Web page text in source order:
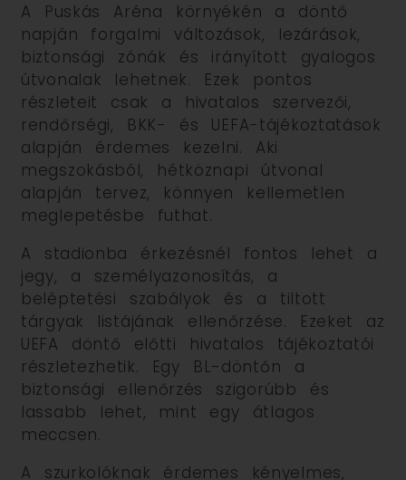
A Puskás Aréna környékén a döntő
napján forgalmi változások, lezárások,
biztonsági zónák és irányított gyalogos
útvonalak lehetnek. Ezek pontos
részleteit csak a hivatalos szervezői,
rendőrségi, BKK- és UEFA-tájékoztatások
alapján érdemes kezelni. Aki
megszokásból, hétköznapi útvonal
alapján tervez, könnyen kellemetlen
meglepetésbe futhat.
A stadionba érkezésnél fontos lehet a
jegy, a személyazonosítás, a
beléptetési szabályok és a tiltott
tárgyak listájának ellenőrzése. Ezeket az
UEFA döntő előtti hivatalos tájékoztatói
részletezhetik. Egy BL-döntőn a
biztonsági ellenőrzés szigorúbb és
lassabb lehet, mint egy átlagos
meccsen.
A szurkolóknak érdemes kényelmes,